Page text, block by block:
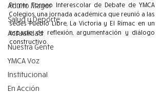
Adulto Mayor
Salud y Deporte
Actualidad
Nuestra Gente
YMCA Voz
Institucional
En Acción
Primer Torneo Interescolar de Debate de YMCA
Colegios, una jornada académica que reunió a las
sedes Pueblo Libre, La Victoria y El Rímac en un
espacio de reflexión, argumentación y diálogo
constructivo.